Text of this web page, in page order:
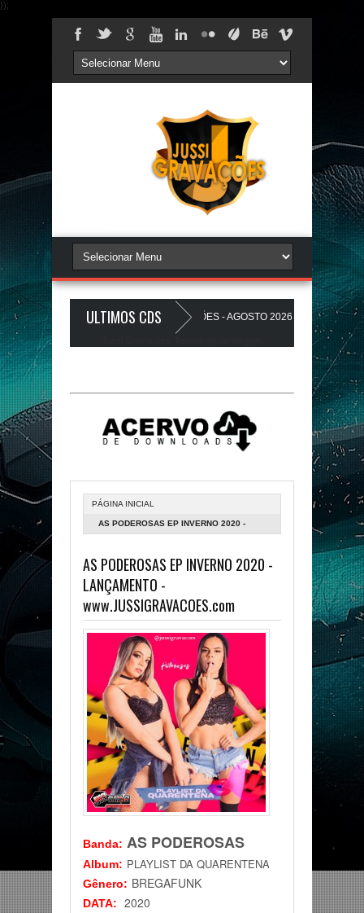
});
ULTIMOS CDS
17.0 - A PLAYLIST DOS PAREDÕES - AGOSTO 2026 - O ZeRo Um é
A Favela Ta Gostosa 5.0 - LANÇAMENTO - JUSSIGRAVACOES.com
PÁGINA INICIAL
AS PODEROSAS EP INVERNO 2020 -
WWW.JUSSIGRAVACOES.COM
AS PODEROSAS EP INVERNO 2020 -
LANÇAMENTO -
www.JUSSIGRAVACOES.com
Banda: AS PODEROSAS
Album: PLAYLIST DA QUARENTENA
Gênero: BREGAFUNK
DATA: 2020